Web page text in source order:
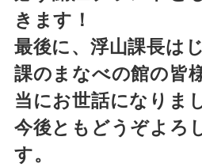
きます！
最後に、浮山課長は
課のまなべの館の皆
当にお世話になりま
今後ともどうぞよろ
す。